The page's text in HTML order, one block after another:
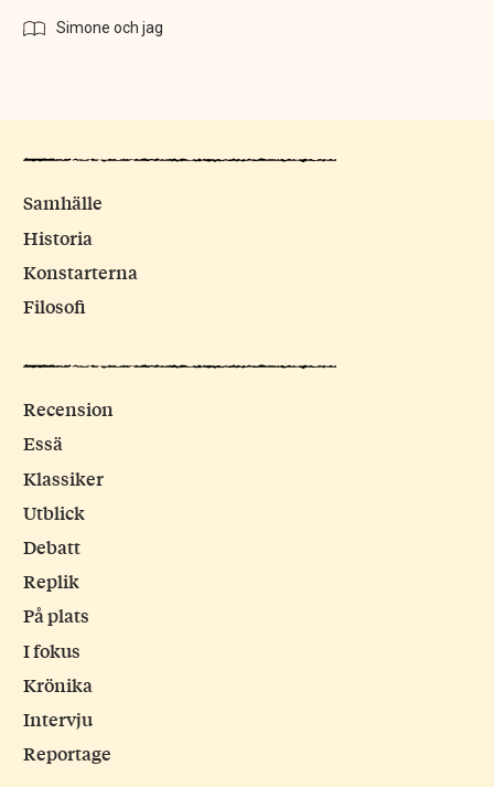
Simone och jag
Samhälle
Historia
Konstarterna
Filosofi
Recension
Essä
Klassiker
Utblick
Debatt
Replik
På plats
I fokus
Krönika
Intervju
Reportage